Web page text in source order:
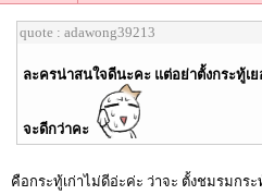
quote : adawong39213
ละครน่าสนใจดีนะคะ แต่อย่าตั้งกระทู้เ
จะดีกว่าคะ
คือกระทู้เก่าไม่ดีอ่ะค่ะ ว่าจะ ตั้งชมรมกร